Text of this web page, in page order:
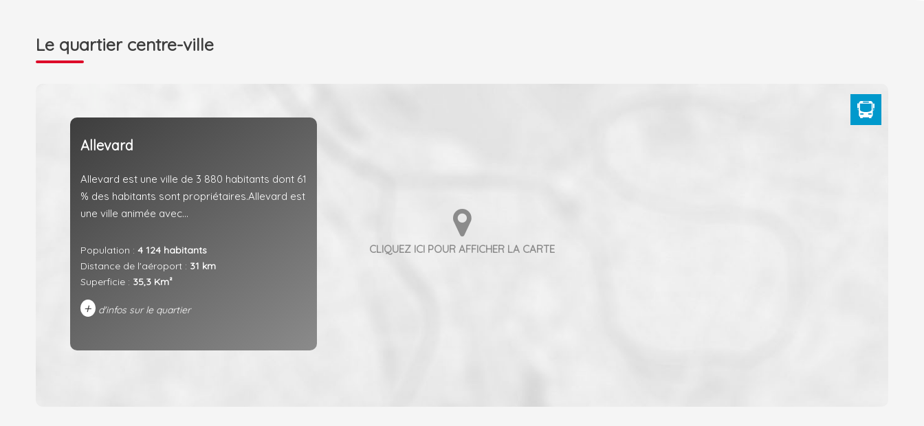
Le quartier centre-ville
Allevard
Allevard est une ville de 3 880 habitants dont 61
% des habitants sont propriétaires.Allevard est
une ville animée avec...
Population : 4 124 habitants
Distance de l'aéroport : 31 km
Superficie : 35,3 Km²
+ d'infos sur le quartier